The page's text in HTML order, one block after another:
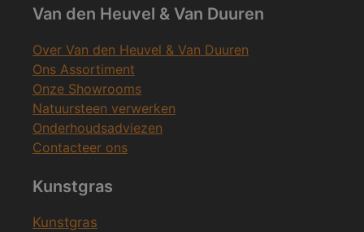
Van den Heuvel & Van Duuren
Over Van den Heuvel & Van Duuren
Ons Assortiment
Onze Showrooms
Natuursteen verwerken
Onderhoudsadviezen
Contacteer ons
Kunstgras
Kunstgras